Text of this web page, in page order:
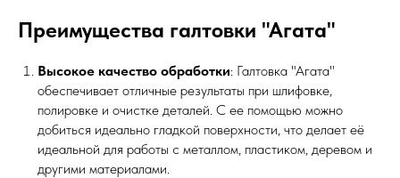
Преимущества галтовки "Агата"
Высокое качество обработки: Галтовка "Агата"
обеспечивает отличные результаты при шлифовке,
полировке и очистке деталей. С ее помощью можно
добиться идеально гладкой поверхности, что делает её
идеальной для работы с металлом, пластиком, деревом и
другими материалами.